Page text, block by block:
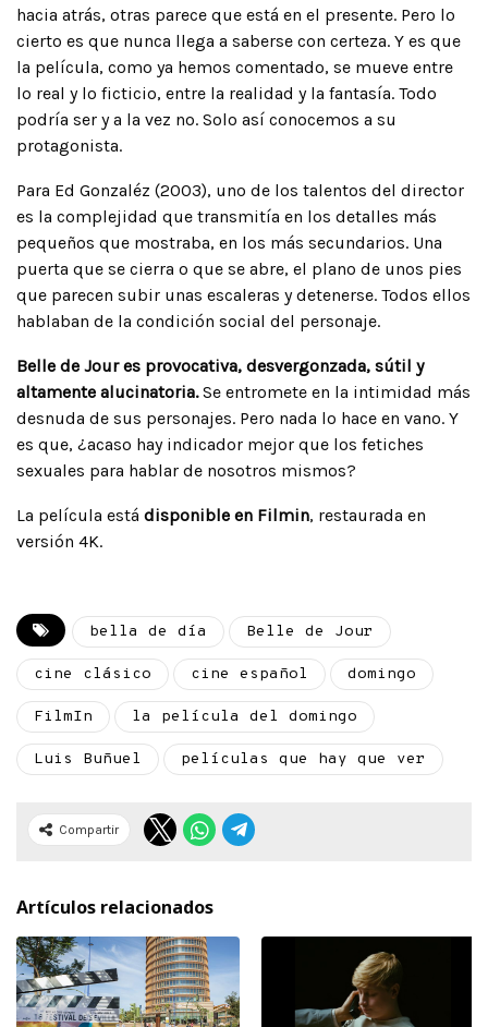
hacia atrás, otras parece que está en el presente. Pero lo
cierto es que nunca llega a saberse con certeza. Y es que
la película, como ya hemos comentado, se mueve entre
lo real y lo ficticio, entre la realidad y la fantasía. Todo
podría ser y a la vez no. Solo así conocemos a su
protagonista.
Para Ed Gonzaléz (2003), uno de los talentos del director
es la complejidad que transmitía en los detalles más
pequeños que mostraba, en los más secundarios. Una
puerta que se cierra o que se abre, el plano de unos pies
que parecen subir unas escaleras y detenerse. Todos ellos
hablaban de la condición social del personaje.
Belle de Jour es provocativa, desvergonzada, sútil y
altamente alucinatoria.Se entromete en la intimidad más
desnuda de sus personajes. Pero nada lo hace en vano. Y
es que, ¿acaso hay indicador mejor que los fetiches
sexuales para hablar de nosotros mismos?
La película está disponible en Filmin, restaurada en
versión 4K.
bella de día Belle de Jour
cine clásico cine español domingo
FilmIn la película del domingo
Luis Buñuel películas que hay que ver
Compartir
Artículos relacionados